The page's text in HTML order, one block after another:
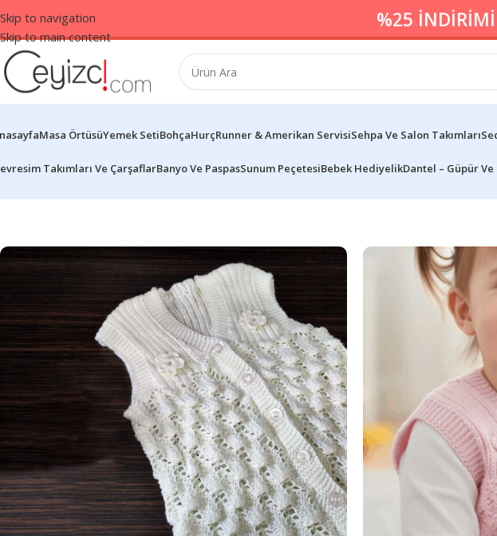
Skip to navigation
Skip to main content
%25
Masa ÖrtüsüYemek SetiBohçaHurçRunner & Amerikan ServisiSehpa Ve Salon Takımları
Takımları Ve ÇarşaflarBanyo Ve PaspasSunum PeçetesiBebek HediyelikDantel – Güpür